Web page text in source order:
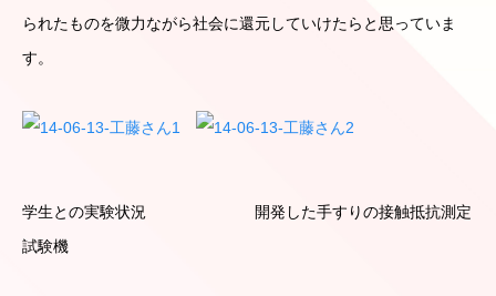
られたものを微力ながら社会に還元していけたらと思っていま
す。
学生との実験状況 開発した手すりの接触抵抗測定
試験機